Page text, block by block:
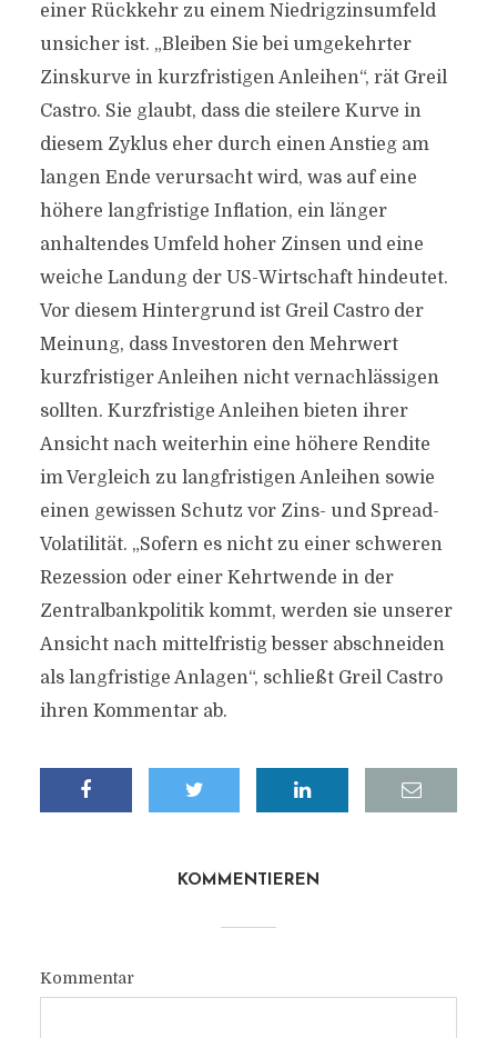
einer Rückkehr zu einem Niedrigzinsumfeld
unsicher ist. „Bleiben Sie bei umgekehrter
Zinskurve in kurzfristigen Anleihen“, rät Greil
Castro. Sie glaubt, dass die steilere Kurve in
diesem Zyklus eher durch einen Anstieg am
langen Ende verursacht wird, was auf eine
höhere langfristige Inflation, ein länger
anhaltendes Umfeld hoher Zinsen und eine
weiche Landung der US-Wirtschaft hindeutet.
Vor diesem Hintergrund ist Greil Castro der
Meinung, dass Investoren den Mehrwert
kurzfristiger Anleihen nicht vernachlässigen
sollten. Kurzfristige Anleihen bieten ihrer
Ansicht nach weiterhin eine höhere Rendite
im Vergleich zu langfristigen Anleihen sowie
einen gewissen Schutz vor Zins- und Spread-
Volatilität. „Sofern es nicht zu einer schweren
Rezession oder einer Kehrtwende in der
Zentralbankpolitik kommt, werden sie unserer
Ansicht nach mittelfristig besser abschneiden
als langfristige Anlagen“, schließt Greil Castro
ihren Kommentar ab.
KOMMENTIEREN
Kommentar